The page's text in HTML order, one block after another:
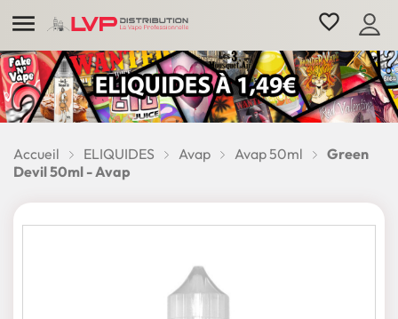
 favorite_border
Accueil ELIQUIDES Avap Avap 50ml
Green
Devil 50ml - Avap